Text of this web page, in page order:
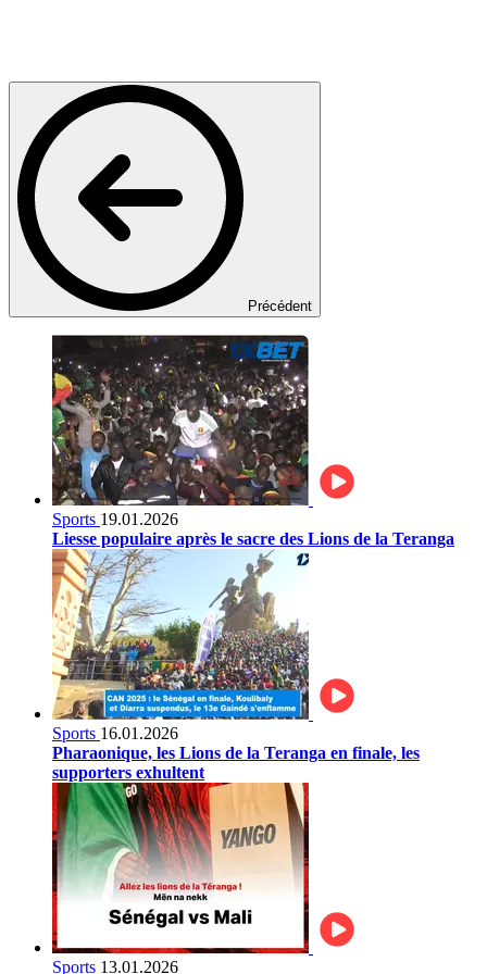
Précédent
Sports 19.01.2026
Liesse populaire après le sacre des Lions de la Teranga
Sports 16.01.2026
Pharaonique, les Lions de la Teranga en finale, les
supporters exhultent
Sports 13.01.2026